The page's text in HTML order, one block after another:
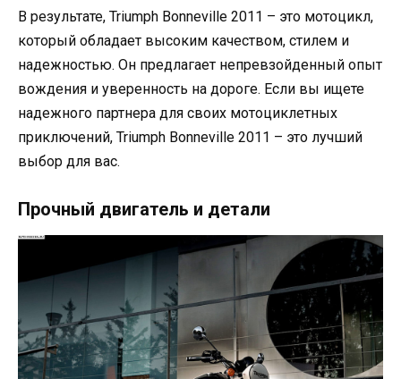
В результате, Triumph Bonneville 2011 – это мотоцикл,
который обладает высоким качеством, стилем и
надежностью. Он предлагает непревзойденный опыт
вождения и уверенность на дороге. Если вы ищете
надежного партнера для своих мотоциклетных
приключений, Triumph Bonneville 2011 – это лучший
выбор для вас.
Прочный двигатель и детали